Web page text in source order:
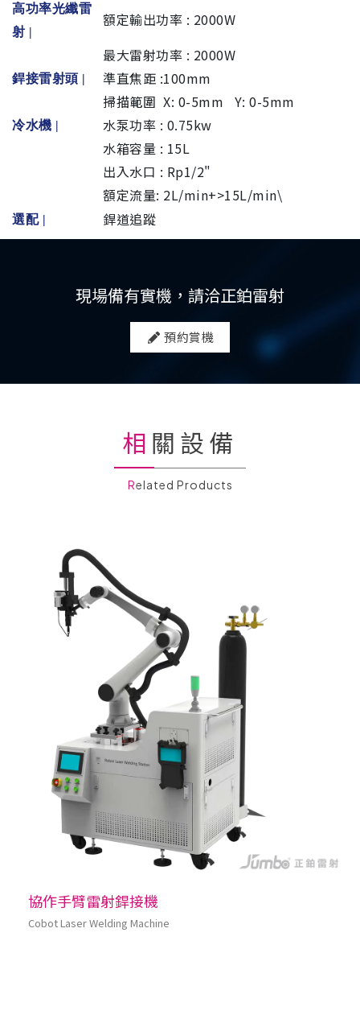
高功率光纖雷
射 |
額定輸出功率 : 2000W
銲接雷射頭 |
最大雷射功率 : 2000W
準直焦距 :100mm
掃描範圍 X: 0-5mm Y: 0-5mm
冷水機 |
水泵功率 : 0.75kw
水箱容量 : 15L
出入水口 : Rp1/2"
額定流量: 2L/min+>15L/min\
選配 | 銲道追蹤
現場備有實機，請洽正鉑雷射
預約賞機
相關設備
Related Products
協作手臂雷射銲接機
Cobot Laser Welding Machine